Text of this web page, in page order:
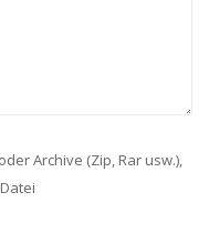
Archive (Zip, Rar usw.),